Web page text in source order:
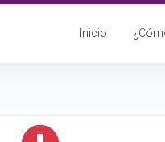
Inicio